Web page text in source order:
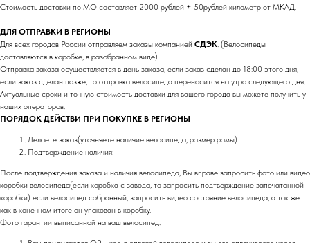
Стоимость доставки по МО составляет 2000 рублей + 50рублей километр от МКАД.
ДЛЯ ОТПРАВКИ В РЕГИОНЫ
Для всех городов России отправляем заказы компанией СДЭК. (Велосипеды
доставляются в коробке, в разобранном виде)
Отправка заказа осуществляется в день заказа, если заказ сделан до 18:00 этого дня,
если заказ сделан позже, то отправка велосипеда переносится на утро следующего дня.
Актуальные сроки и точную стоимость доставки для вашего города вы можете получить у
наших операторов.
ПОРЯДОК ДЕЙСТВИ ПРИ ПОКУПКЕ В РЕГИОНЫ
Делаете заказ(уточняете наличие велосипеда, размер рамы)
Подтверждение наличия:
После подтверждения заказа и наличия велосипеда, Вы вправе запросить фото или видео
коробки велосипеда(если коробка с завода, то запросить подтверждение запечатанной
коробки) если велосипед собранный, запросить видео состояние велосипеда, а так же
как в конечном итоге он упакован в коробку.
Фото гарантии выписанной на ваш велосипед.